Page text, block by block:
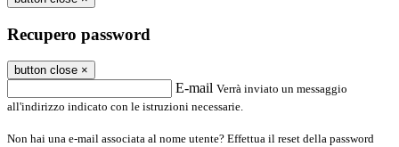
Recupero password
button close ×
E-mail Verrà inviato un messaggio
all'indirizzo indicato con le istruzioni necessarie.
Non hai una e-mail associata al nome utente? Effettua il reset della password